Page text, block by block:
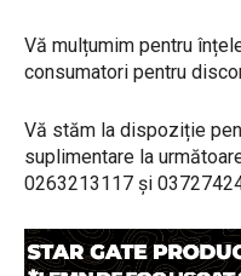
Vă mulțumim pentru
consumatori pentru
Vă stăm la dispoziție
suplimentare la
0263213117 și